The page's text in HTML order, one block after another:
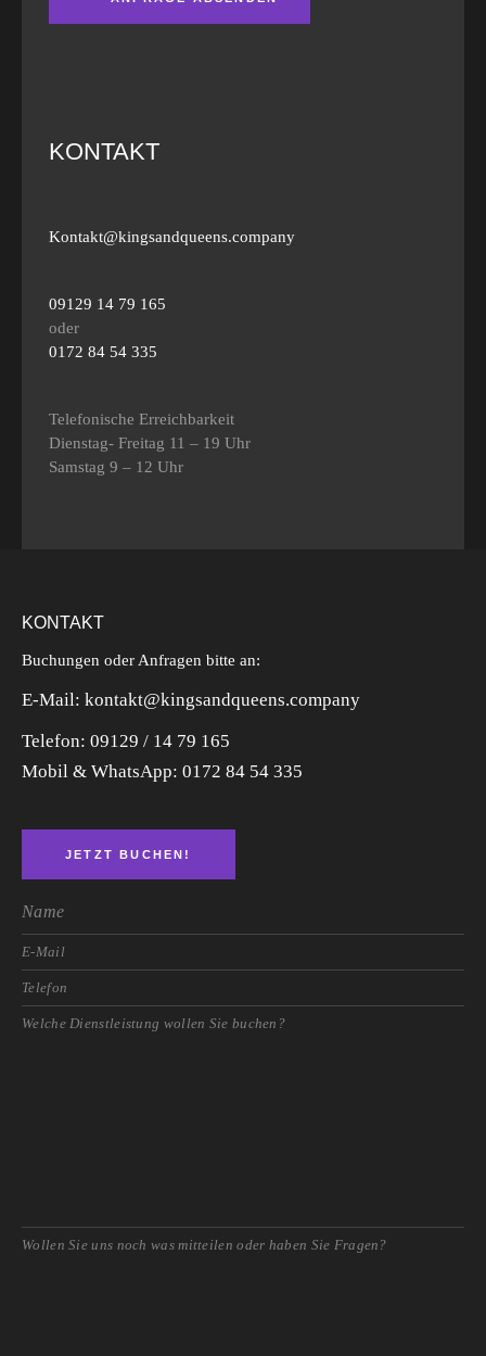
KONTAKT
Kontakt@kingsandqueens.company
09129 14 79 165
oder
0172 84 54 335
Telefonische Erreichbarkeit
Dienstag- Freitag 11 – 19 Uhr
Samstag 9 – 12 Uhr
KONTAKT
Buchungen oder Anfragen bitte an:
E-Mail: kontakt@kingsandqueens.company
Telefon: 09129 / 14 79 165
Mobil & WhatsApp: 0172 84 54 335
JETZT BUCHEN!